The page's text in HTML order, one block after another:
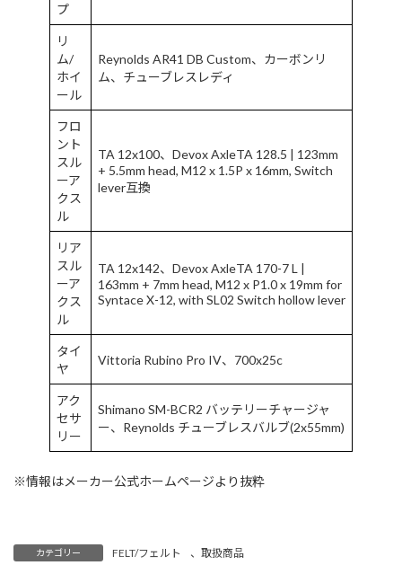
プ
リ
ム/
ホイ
ール
Reynolds AR41 DB Custom、カーボンリ
ム、チューブレスレディ
フロ
ント
スル
ーア
クス
ル
TA 12x100、Devox AxleTA 128.5 | 123mm
+ 5.5mm head, M12 x 1.5P x 16mm, Switch
lever互換
リア
スル
ーア
クス
ル
TA 12x142、Devox AxleTA 170-7 L |
163mm + 7mm head, M12 x P1.0 x 19mm for
Syntace X-12, with SL02 Switch hollow lever
タイ
ヤ
Vittoria Rubino Pro IV、700x25c
アク
セサ
リー
Shimano SM-BCR2 バッテリーチャージャ
ー、Reynolds チューブレスバルブ(2x55mm)
※情報はメーカー公式ホームページより抜粋
カテゴリー FELT/フェルト 、 取扱商品